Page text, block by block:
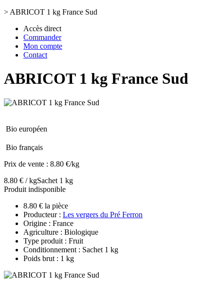
> ABRICOT 1 kg France Sud
Accès direct
Commander
Mon compte
Contact
ABRICOT 1 kg France Sud
Bio européen
Bio français
Prix de vente : 8.80 €/kg
8.80 € / kgSachet 1 kg
Produit indisponible
8.80 € la pièce
Producteur : Les vergers du Pré Ferron
Origine : France
Agriculture : Biologique
Type produit : Fruit
Conditionnement : Sachet 1 kg
Poids brut : 1 kg